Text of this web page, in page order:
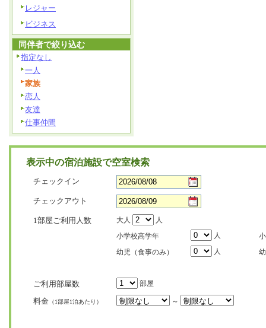
レジャー
ビジネス
同伴者で絞り込む
指定なし
一人
家族
恋人
友達
仕事仲間
表示中の宿泊施設で空室検索
チェックイン
チェックアウト
1部屋ご利用人数 大人
人
小学校高学年
人
幼児（食事のみ）
人
ご利用部屋数 部屋
料金 （1部屋1泊あたり） ～